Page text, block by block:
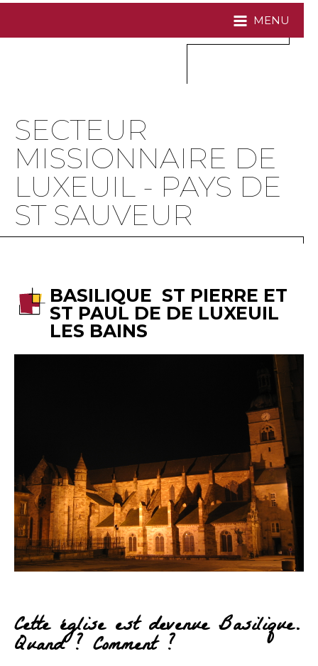
MENU
SECTEUR
MISSIONNAIRE DE
LUXEUIL - PAYS DE
ST SAUVEUR
BASILIQUE ST PIERRE ET
ST PAUL DE DE LUXEUIL
LES BAINS
Cette église est devenue Basilique.
Quand ? Comment ?